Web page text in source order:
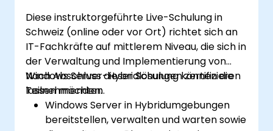
Diese instruktorgeführte Live-Schulung in
Schweiz (online oder vor Ort) richtet sich an
IT-Fachkräfte auf mittlerem Niveau, die sich in
der Verwaltung und Implementierung von
Windows Server-Hybridlösungen zertifizieren
lassen möchten.
Nach Abschluss dieser Schulung können die
Teilnehmenden:
Windows Server in Hybridumgebungen
bereitstellen, verwalten und warten sowie